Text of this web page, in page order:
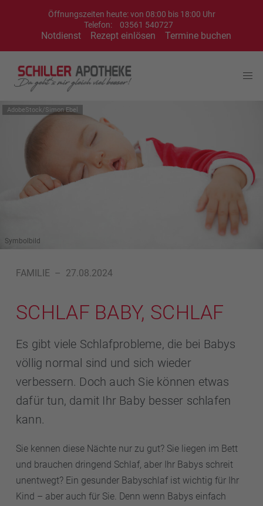
Öffnungszeiten heute: von 08:00 bis 18:00 Uhr
Telefon:
03561 540727
Notdienst Rezept einlösen Termine buchen
AdobeStock/Simon Ebel
Symbolbild
FAMILIE – 27.08.2024
SCHLAF BABY, SCHLAF
Es gibt viele Schlafprobleme, die bei Babys
völlig normal sind und sich wieder
verbessern. Doch auch Sie können etwas
dafür tun, damit Ihr Baby besser schlafen
kann.
Sie kennen diese Nächte nur zu gut? Sie liegen im Bett
und brauchen dringend Schlaf, aber Ihr Babys schreit
unentwegt? Ein gesunder Babyschlaf ist wichtig für Ihr
Kind – aber auch für Sie. Denn wenn Babys einfach